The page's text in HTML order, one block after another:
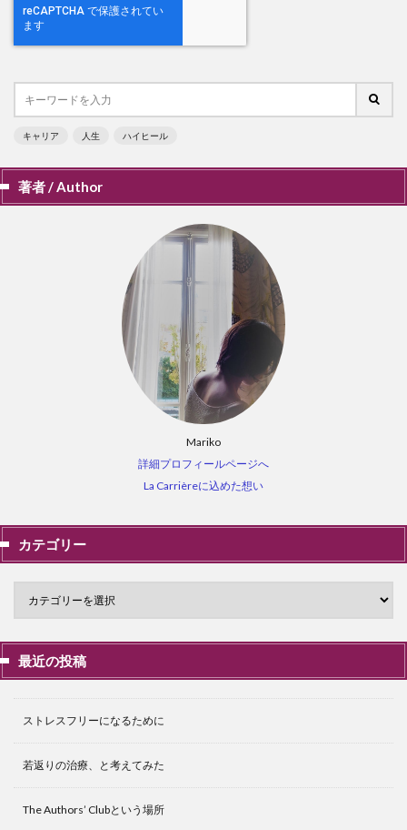
キャリア 人生 ハイヒール
著者 / Author
Mariko
詳細プロフィールページへ
La Carrièreに込めた想い
カテゴリー
最近の投稿
ストレスフリーになるために
若返りの治療、と考えてみた
The Authors’ Clubという場所